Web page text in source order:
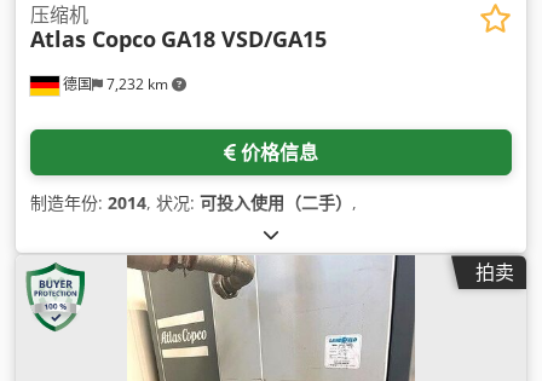
德国 7,232 km
压缩机
Atlas Copco GA18 VSD/GA15
价格信息
制造年份: 2014, 状况: 可投入使用（二手） ,
拍卖